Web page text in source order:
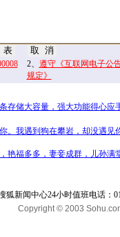
2、 遵守《互联网电子公
规定》
存储大容量，强大功能得心应
。我遇到狗在攀岩，却没遇
艳福多多，妻妾成群，儿孙
狐新闻中心24小时值班电话：
Copyright © 2003